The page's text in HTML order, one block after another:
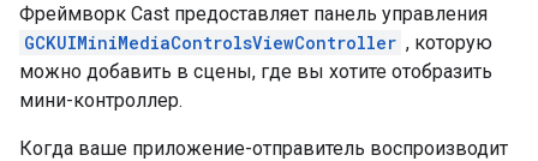
Фреймворк Cast предоставляет панель управления
GCKUIMiniMediaControlsViewController , которую
можно добавить в сцены, где вы хотите отобразить
мини-контроллер.
Когда ваше приложение-отправитель воспроизводит